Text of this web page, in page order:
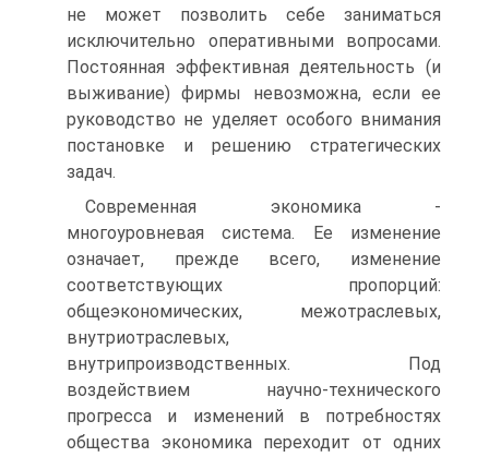
не может позволить себе заниматься
исключительно оперативными вопросами.
Постоянная эффективная деятельность (и
выживание) фирмы невозможна, если ее
руководство не уделяет особого внимания
постановке и решению стратегических
задач.
Современная экономика -
многоуровневая система. Ее изменение
означает, прежде всего, изменение
соответствующих пропорций:
общеэкономических, межотраслевых,
внутриотраслевых,
внутрипроизводственных. Под
воздействием научно-технического
прогресса и изменений в потребностях
общества экономика переходит от одних